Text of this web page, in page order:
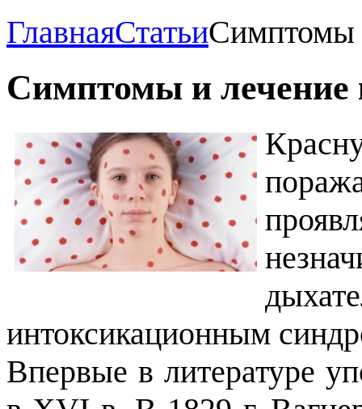
ГлавнаяСтатьиСимптомы
Симптомы и лечение
интоксикационным
Впервые в литературе